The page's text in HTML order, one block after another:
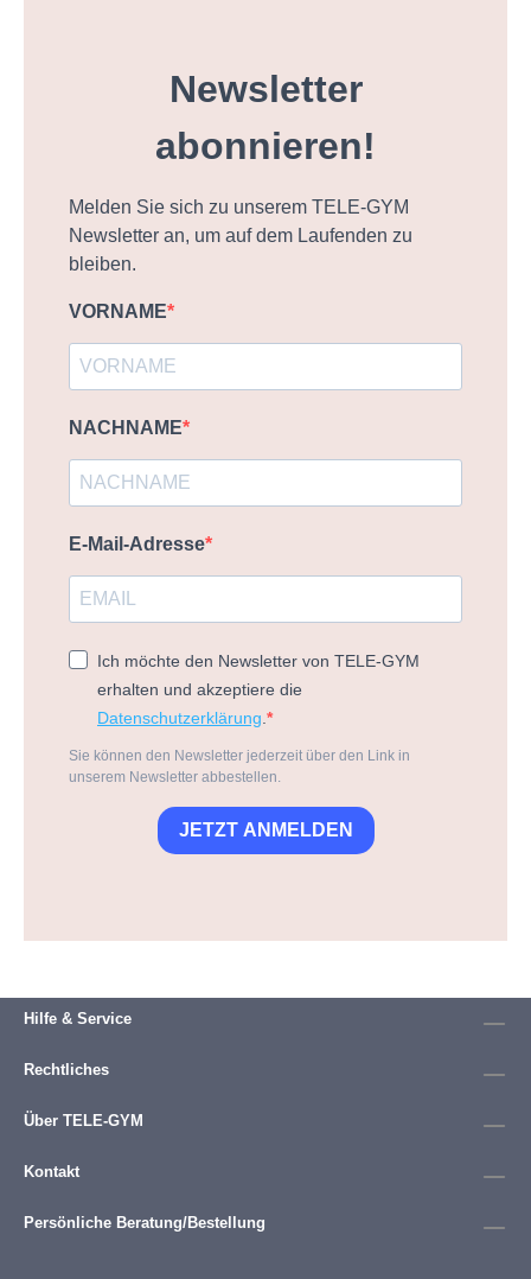
Newsletter
abonnieren!
Melden Sie sich zu unserem TELE-GYM
Newsletter an, um auf dem Laufenden zu
bleiben.
VORNAME
NACHNAME
E-Mail-Adresse
Ich möchte den Newsletter von TELE-GYM
erhalten und akzeptiere die
Datenschutzerklärung
Sie können den Newsletter jederzeit über den Link in
unserem Newsletter abbestellen.
JETZT ANMELDEN
Hilfe & Service
Rechtliches
Über TELE-GYM
Kontakt
Persönliche Beratung/Bestellung